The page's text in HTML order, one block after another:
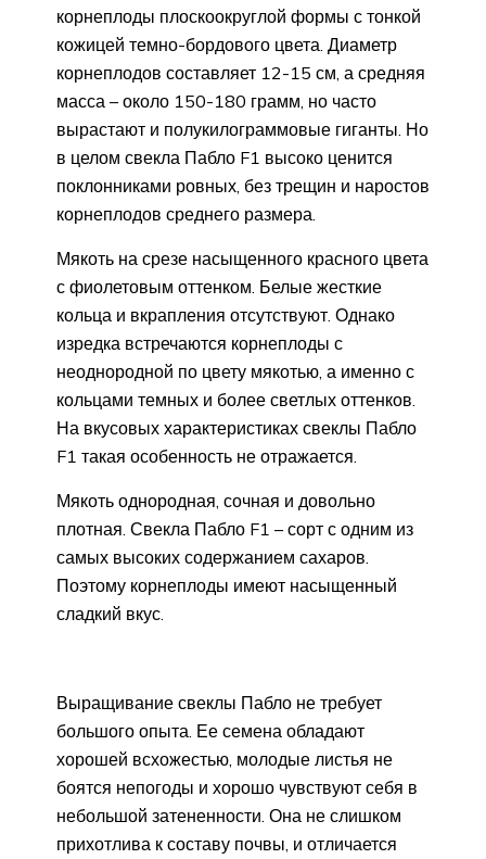
корнеплоды плоскоокруглой формы с тонкой
кожицей темно-бордового цвета. Диаметр
корнеплодов составляет 12-15 см, а средняя
масса – около 150-180 грамм, но часто
вырастают и полукилограммовые гиганты. Но
в целом свекла Пабло F1 высоко ценится
поклонниками ровных, без трещин и наростов
корнеплодов среднего размера.
Мякоть на срезе насыщенного красного цвета
с фиолетовым оттенком. Белые жесткие
кольца и вкрапления отсутствуют. Однако
изредка встречаются корнеплоды с
неоднородной по цвету мякотью, а именно с
кольцами темных и более светлых оттенков.
На вкусовых характеристиках свеклы Пабло
F1 такая особенность не отражается.
Мякоть однородная, сочная и довольно
плотная. Свекла Пабло F1 – сорт с одним из
самых высоких содержанием сахаров.
Поэтому корнеплоды имеют насыщенный
сладкий вкус.
Выращивание свеклы Пабло не требует
большого опыта. Ее семена обладают
хорошей всхожестью, молодые листья не
боятся непогоды и хорошо чувствуют себя в
небольшой затененности. Она не слишком
прихотлива к составу почвы, и отличается